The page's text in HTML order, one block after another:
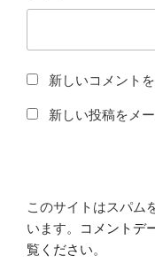
新しいコメント
新しい投稿をメ
このサイトはスパム
います。
コメントデ
覧ください。